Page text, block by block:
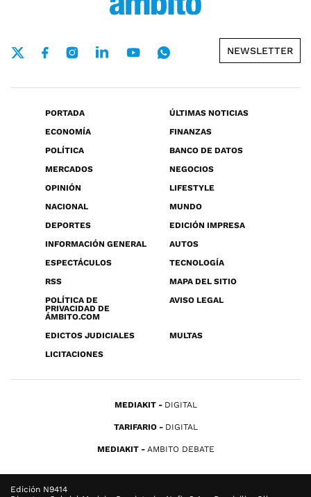
NEWSLETTER
PORTADA
ÚLTIMAS NOTICIAS
ECONOMÍA
FINANZAS
POLÍTICA
BANCO DE DATOS
MERCADOS
NEGOCIOS
OPINIÓN
LIFESTYLE
NACIONAL
MUNDO
DEPORTES
EDICIÓN IMPRESA
INFORMACIÓN GENERAL
AUTOS
ESPECTÁCULOS
TECNOLOGÍA
RSS
MAPA DEL SITIO
POLÍTICA DE
PRIVACIDAD DE
ÁMBITO.COM
AVISO LEGAL
EDICTOS JUDICIALES
MULTAS
LICITACIONES
MEDIAKIT DIGITAL
TARIFARIO DIGITAL
MEDIAKIT AMBITO DEBATE
Edición N9414